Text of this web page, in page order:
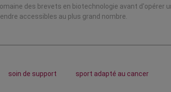
des brevets en biotechnologie avant d'opérer
accessibles au plus grand nombre.
soin de support sport adapté au cancer